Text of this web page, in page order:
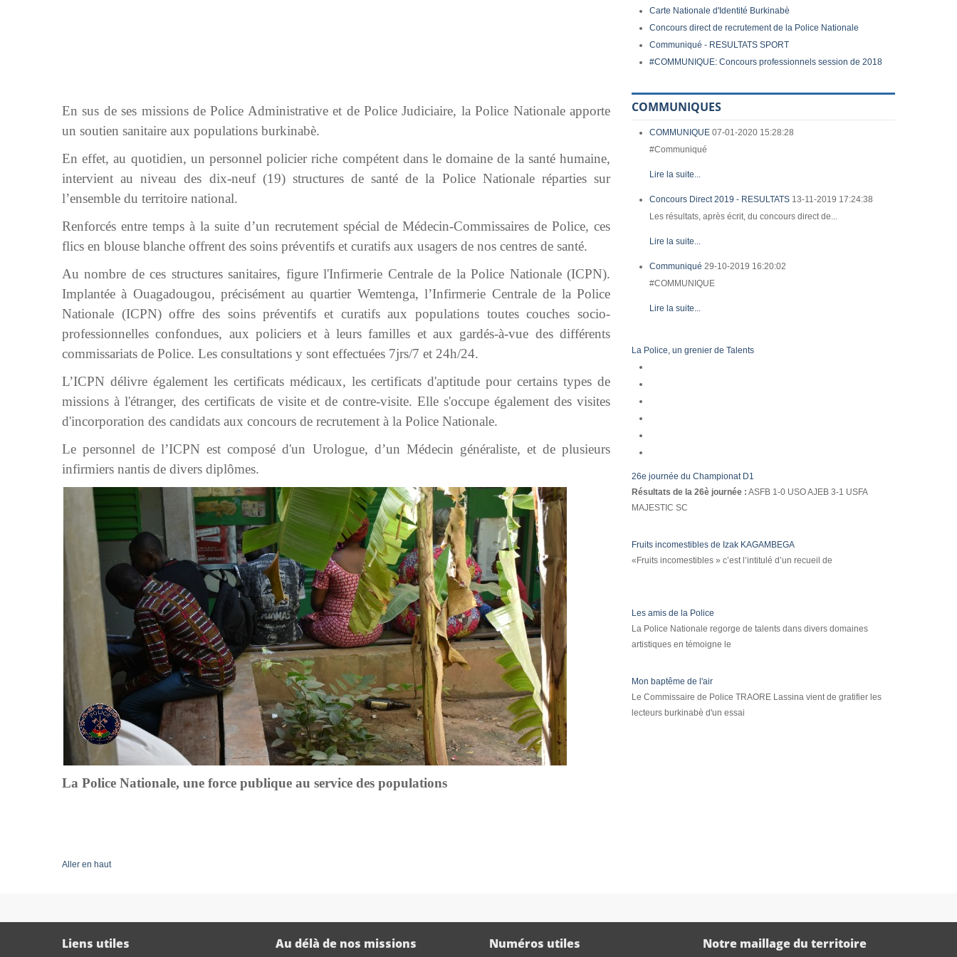
En sus de ses missions de Police Administrative et de Police Judiciaire, la Police Nationale apporte
un soutien sanitaire aux populations burkinabè.
En effet, au quotidien, un personnel policier riche compétent dans le domaine de la santé humaine,
intervient au niveau des dix-neuf (19) structures de santé de la Police Nationale réparties sur
l’ensemble du territoire national.
Renforcés entre temps à la suite d’un recrutement spécial de Médecin-Commissaires de Police, ces
flics en blouse blanche offrent des soins préventifs et curatifs aux usagers de nos centres de santé.
Au nombre de ces structures sanitaires, figure l'Infirmerie Centrale de la Police Nationale (ICPN).
Implantée à Ouagadougou, précisément au quartier Wemtenga, l’Infirmerie Centrale de la Police
Nationale (ICPN) offre des soins préventifs et curatifs aux populations toutes couches socio-
professionnelles confondues, aux policiers et à leurs familles et aux gardés-à-vue des différents
commissariats de Police. Les consultations y sont effectuées 7jrs/7 et 24h/24.
L’ICPN délivre également les certificats médicaux, les certificats d'aptitude pour certains types de
missions à l'étranger, des certificats de visite et de contre-visite. Elle s'occupe également des visites
d'incorporation des candidats aux concours de recrutement à la Police Nationale.
Le personnel de l’ICPN est composé d'un Urologue, d’un Médecin généraliste, et de plusieurs
infirmiers nantis de divers diplômes.
La Police Nationale, une force publique au service des populations
Aller en haut
Carte Nationale d'Identité Burkinabè
Concours direct de recrutement de la Police Nationale
Communiqué - RESULTATS SPORT
#COMMUNIQUE: Concours professionnels session de 2018
COMMUNIQUES
COMMUNIQUE 07-01-2020 15:28:28
#Communiqué
Lire la suite...
Concours Direct 2019 - RESULTATS 13-11-2019 17:24:38
Les résultats, après écrit, du concours direct de...
Lire la suite...
Communiqué 29-10-2019 16:20:02
#COMMUNIQUE
Lire la suite...
La Police, un grenier de Talents
26e journée du Championat D1
Résultats de la 26è journée : ASFB 1-0 USO AJEB 3-1 USFA
MAJESTIC SC
Fruits incomestibles de Izak KAGAMBEGA
«Fruits incomestibles » c’est l’intitulé d’un recueil de
Les amis de la Police
La Police Nationale regorge de talents dans divers domaines
artistiques en témoigne le
Mon baptême de l'air
Le Commissaire de Police TRAORE Lassina vient de gratifier les
lecteurs burkinabè d'un essai
Liens utiles Au délà de nos missions Numéros utiles Notre maillage du territoire